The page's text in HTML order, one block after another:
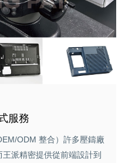
服務
ODM 整合）許多壓鑄廠
派精密提供從前端設計到